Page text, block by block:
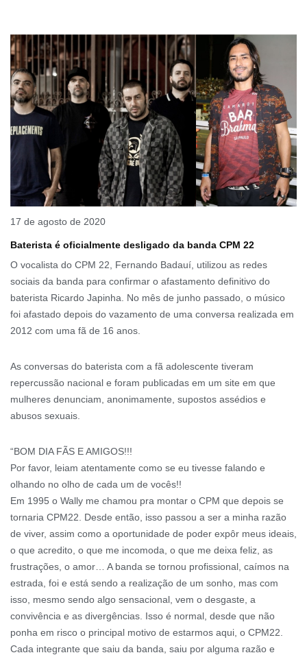
17 de agosto de 2020
Baterista é oficialmente desligado da banda CPM 22
O vocalista do CPM 22, Fernando Badauí, utilizou as redes
sociais da banda para confirmar o afastamento definitivo do
baterista Ricardo Japinha. No mês de junho passado, o músico
foi afastado depois do vazamento de uma conversa realizada em
2012 com uma fã de 16 anos.
As conversas do baterista com a fã adolescente tiveram
repercussão nacional e foram publicadas em um site em que
mulheres denunciam, anonimamente, supostos assédios e
abusos sexuais.
“BOM DIA FÃS E AMIGOS!!!
Por favor, leiam atentamente como se eu tivesse falando e
olhando no olho de cada um de vocês!!
Em 1995 o Wally me chamou pra montar o CPM que depois se
tornaria CPM22. Desde então, isso passou a ser a minha razão
de viver, assim como a oportunidade de poder expôr meus ideais,
o que acredito, o que me incomoda, o que me deixa feliz, as
frustrações, o amor… A banda se tornou profissional, caímos na
estrada, foi e está sendo a realização de um sonho, mas com
isso, mesmo sendo algo sensacional, vem o desgaste, a
convivência e as divergências. Isso é normal, desde que não
ponha em risco o principal motivo de estarmos aqui, o CPM22.
Cada integrante que saiu da banda, saiu por alguma razão e